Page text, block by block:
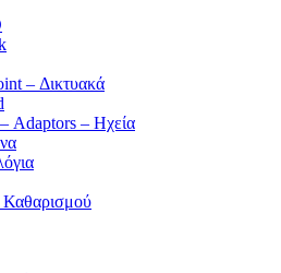
– Δικτυακά
Adaptors – Ηχεία
Καθαρισμού